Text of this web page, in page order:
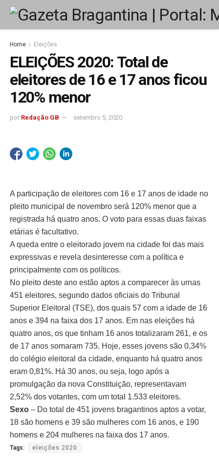
Home Eleições
ELEIÇÕES 2020: Total de
eleitores de 16 e 17 anos ficou
120% menor
por Redação GB setembro 5, 2020
A participação de eleitores com 16 e 17 anos de idade no
pleito municipal de novembro será 120% menor que a
registrada há quatro anos. O voto para essas duas faixas
etárias é facultativo.
A queda entre o eleitorado jovem na cidade foi das mais
expressivas e revela desinteresse com a política e
principalmente com os políticos.
No pleito deste ano estão aptos a comparecer às urnas
451 eleitores, segundo dados oficiais do Tribunal
Superior Eleitoral (TSE), dos quais 57 com a idade de 16
anos e 394 na faixa dos 17 anos. Em nas eleições há
quatro anos, os que tinham 16 anos totalizaram 261, e os
de 17 anos somaram 735. Hoje, esses jovens são 0,34%
do colégio eleitoral da cidade, enquanto há quatro anos
eram 0,81%. Há 30 anos, ou seja, logo após a
promulgação da nova Constituição, representavam
2,52% dos votantes, com um total 1.533 eleitores.
Sexo – Do total de 451 jovens bragantinos aptos a votar,
18 são homens e 39 são mulheres com 16 anos, e 190
homens e 204 mulheres na faixa dos 17 anos.
Tags: eleições 2020